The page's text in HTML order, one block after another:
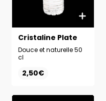
Cristaline Plate
Douce et naturelle 50
cl
2,50€